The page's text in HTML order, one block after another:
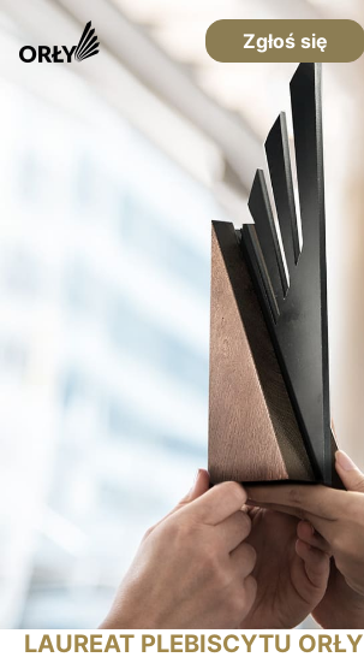
Zgłoś się
LAUREAT PLEBISCYTU ORŁY